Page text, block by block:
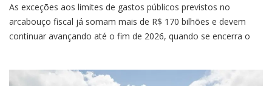
As exceções aos limites de gastos públicos previstos no
arcabouço fiscal já somam mais de R$ 170 bilhões e devem
continuar avançando até o fim de 2026, quando se encerra o
ligada ao Senado Federal. O arcabouço […]